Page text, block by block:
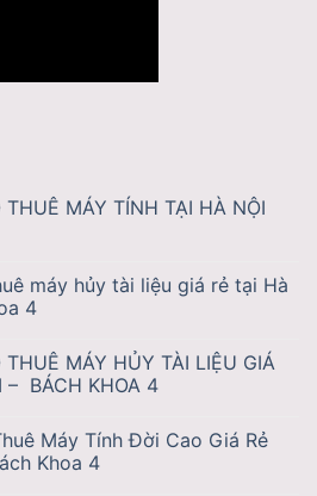
MÁY TÍNH TẠI HÀ NỘI
máy hủy tài liệu giá rẻ tại Hà
4
MÁY HỦY TÀI LIỆU GIÁ
– BÁCH KHOA 4
Máy Tính Đời Cao Giá Rẻ
Khoa 4